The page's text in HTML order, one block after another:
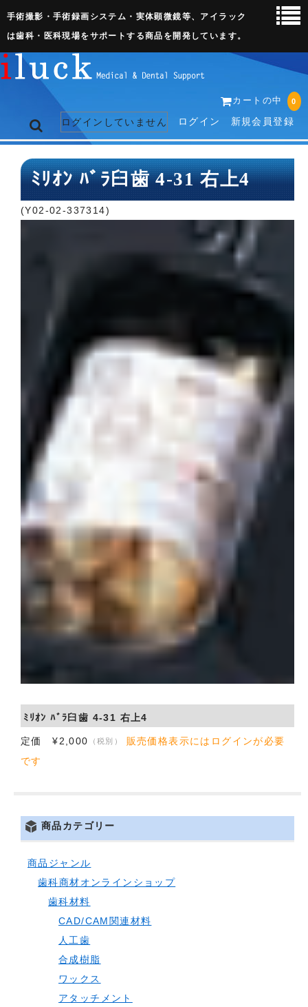
手術撮影・手術録画システム・実体顕微鏡等、アイラック
は歯科・医科現場をサポートする商品を開発しています。
カートの中 0
ログインしていません ログイン 新規会員登録
トップページ
お問い合わせ
ﾐﾘｵﾝ ﾊﾞﾗ臼歯 4-31 右上4
(Y02-02-337314)
ﾐﾘｵﾝ ﾊﾞﾗ臼歯 4-31 右上4
定価 ¥2,000 （税別）
販売価格表示にはログインが必要
です
商品カテゴリー
商品ジャンル
歯科商材オンラインショップ
歯科材料
CAD/CAM関連材料
人工歯
合成樹脂
ワックス
アタッチメント